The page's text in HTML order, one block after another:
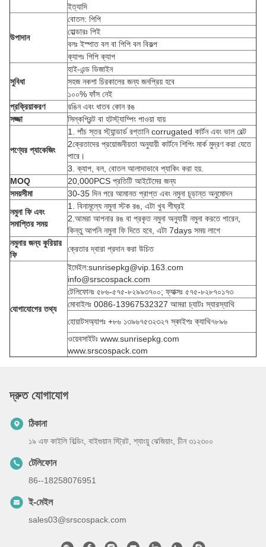
ইত্যাদি
উপাদান
বোতল: পিপি
হোল্ডারঃ পিই
বলঃ ইস্পাত বল বা পিপি বল বিকল্প
ক্যাপঃ পিপি ক্যাপ
সুবিধা
হাই-এন্ড ডিজাইন
সহজ নকশা চিরকালের জন্য জনপ্রিয় হবে
১০০% ফাঁস নেই
প্রক্রিয়াকরণ
রঙিন এবং ধাতব কোন রঙ
সজ্জা
সিল্কপ্রিন্ট বা হটস্ট্যাম্পিং পাওয়া যায়
পণ্যের প্যাকেজিং
1. পাঁচ স্তর স্ট্যান্ডার্ড রপ্তানি corrugated কার্টন এবং ভাল বেল্ট
2ক্রেতাদের প্রয়োজনীয়তা অনুযায়ী কার্টনে শিপিং মার্ক মুদ্রণ করা যেতে
পারে।
3. ক্যাপ, বল, বোতল আলাদাভাবে প্যাকিং করা হয়.
MOQ
20,000PCS প্রতিটি আইটেমের জন্য
সময়সীমা
30-35 দিন পরে আমানত প্রাপ্ত এবং নমুনা চূড়ান্ত অনুমোদন
নমুনা ফি এবং
সমাপ্তির সময়
1. বিনামূল্যে নমুনা স্টক রঙ, এটা খুব শীঘ্রই
2.আমরা আপনার রঙ বা প্রকৃত নমুনা অনুযায়ী নমুনা করতে পারেন,
কিন্তু আপনি নমুনা ফি দিতে হবে, এটা 7days সময় লাগে
নমুনার জন্য কুরিয়ার
ফি
ক্রেতার দ্বারা প্রদান করা উচিত
যোগাযোগের তথ্য
ইমেইল:sunrisepkg@vip.163.com
info@srscospack.com
টেলিফোনঃ ৫৮৬-৫৭৫-৮২৯৯৩৭০০; ফ্যাক্সঃ ৫৭৫-৮২৮৭০১৭৩
মোবাইলঃ 0086-13967532327 আমরা চ্যাটঃ স্যারস্যাথি
হোয়াটসঅ্যাপঃ +৮৬ ১৩৯৬৭৫৩২৩২৭ স্কাইপঃ ক্যাথি৭৮৯৬
ওয়েবসাইটঃ www.sunrisepkg.com
www.srscospack.com
দ্রুত যোগাযোগ
ঠিকানা
১৯ এফ কাইলি বিল্ডিং, বাইগুয়ান স্ট্রিট, শ্যাংয়ু ঝেজিয়াং, চীন ৩১২৩০০
টেলিফোন
86--18258076951
ই-মেইল
sales03@srscospack.com